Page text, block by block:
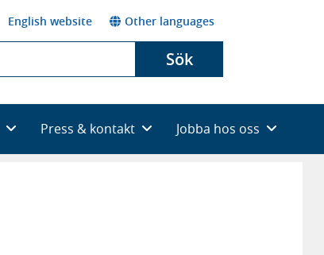
English website Other languages
Sök
Press & kontakt Jobba hos oss